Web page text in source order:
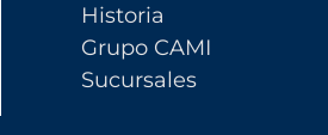
Historia
Grupo CAMI
Sucursales